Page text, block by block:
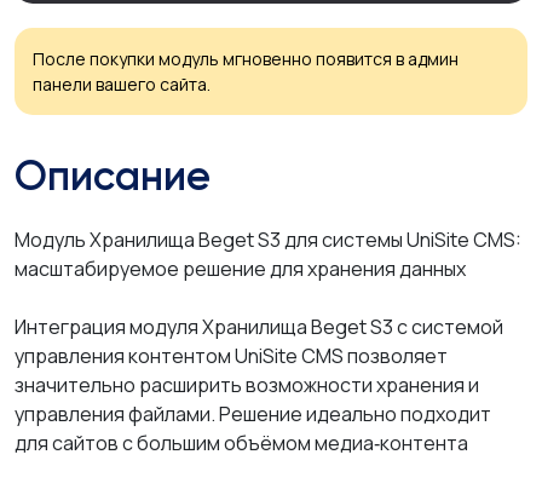
После покупки модуль мгновенно появится в админ
панели вашего сайта.
Описание
Модуль Хранилища Beget S3 для системы UniSite CMS:
масштабируемое решение для хранения данных
Интеграция модуля Хранилища Beget S3 с системой
управления контентом UniSite CMS позволяет
значительно расширить возможности хранения и
управления файлами. Решение идеально подходит
для сайтов с большим объёмом медиа‑контента